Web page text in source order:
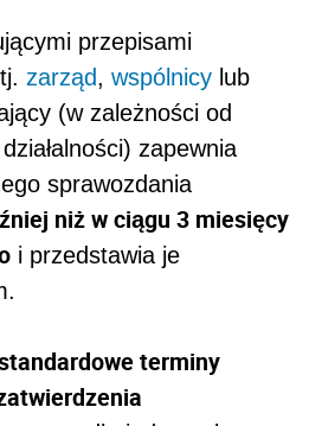
przepisami
zarząd, wspólnicy lub
(w zależności od
zapewnia
sprawozdania
niż w ciągu 3 miesięcy
i przedstawia je
terminy